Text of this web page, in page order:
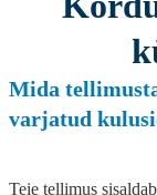
Mida
varjatud
Teie tellimus